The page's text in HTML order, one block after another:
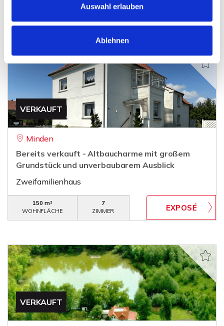
Auswahl erlauben
Ablehnen
5
VERKAUFT
Minden
Bereits verkauft - Altbaucharme mit großem
Grundstück und unverbaubarem Ausblick
Zweifamilienhaus
150 m²
WOHNFLÄCHE
7
ZIMMER
VERKAUFT